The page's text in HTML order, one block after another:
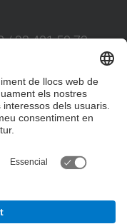
/ 93 401 58 73